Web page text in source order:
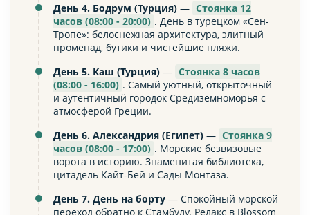
День 4. Бодрум (Турция) — Стоянка 12
часов (08:00 - 20:00) . День в турецком «Сен-
Тропе»: белоснежная архитектура, элитный
променад, бутики и чистейшие пляжи.
День 5. Каш (Турция) — Стоянка 8 часов
(08:00 - 16:00) . Самый уютный, открыточный
и аутентичный городок Средиземноморья с
атмосферой Греции.
День 6. Александрия (Египет) — Стоянка 9
часов (08:00 - 17:00) . Морские безвизовые
ворота в историю. Знаменитая библиотека,
цитадель Кайт-Бей и Сады Монтаза.
День 7. День на борту — Спокойный морской
переход обратно к Стамбулу. Релакс в Blossom